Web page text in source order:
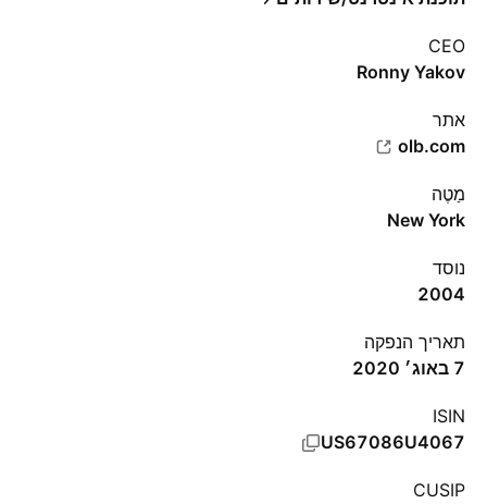
CEO
Ronny Yakov
אתר‏
olb.com
מַטֶה
New York
נוסד
2004
תאריך הנפקה
7 באוג׳ 2020
ISIN
US67086U4067
CUSIP